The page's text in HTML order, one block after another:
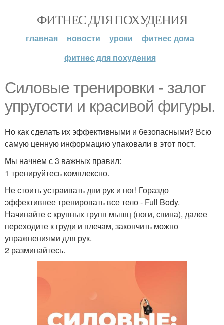
ФИТНЕС ДЛЯ ПОХУДЕНИЯ
главная новости уроки
фитнес дома
фитнес для похудения
Силовые тренировки - залог
упругости и красивой фигуры.
Но как сделать их эффективными и безопасными? Всю
самую ценную информацию упаковали в этот пост.
Мы начнем с 3 важных правил:
1 тренируйтесь комплексно.
Не стоить устраивать дни рук и ног! Гораздо
эффективнее тренировать все тело - Full Body.
Начинайте с крупных групп мышц (ноги, спина), далее
переходите к груди и плечам, закончить можно
упражнениями для рук.
2 разминайтесь.